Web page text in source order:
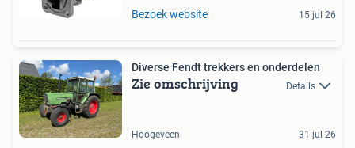
Bezoek website 15 jul 26
Diverse Fendt trekkers en onderdelen
Zie omschrijving Details
Hoogeveen 31 jul 26